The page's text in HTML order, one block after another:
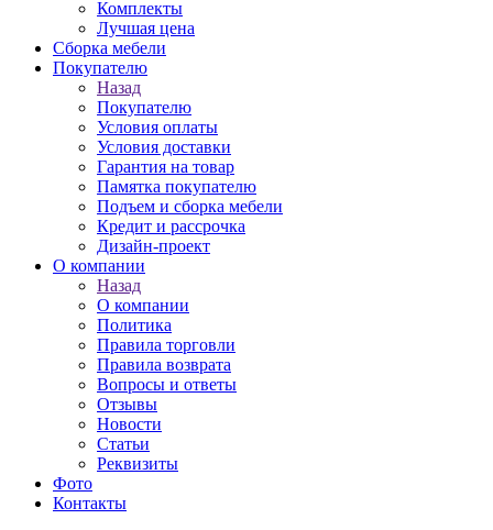
Комплекты
Лучшая цена
Сборка мебели
Покупателю
Назад
Покупателю
Условия оплаты
Условия доставки
Гарантия на товар
Памятка покупателю
Подъем и сборка мебели
Кредит и рассрочка
Дизайн-проект
О компании
Назад
О компании
Политика
Правила торговли
Правила возврата
Вопросы и ответы
Отзывы
Новости
Статьи
Реквизиты
Фото
Контакты